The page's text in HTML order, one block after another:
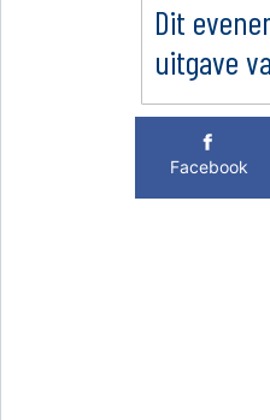
Dit
uitgave
Facebook